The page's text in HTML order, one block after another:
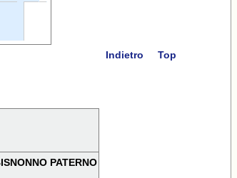
Indietro
Top
PATERNO